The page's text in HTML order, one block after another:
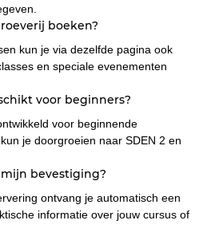
boeken?
kun je via dezelfde pagina ook
en speciale evenementen
voor beginners?
voor beginnende
je doorgroeien naar SDEN 2 en
bevestiging?
ontvang je automatisch een
informatie over jouw cursus of